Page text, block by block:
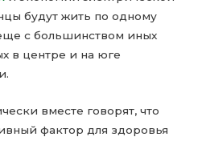
будут жить по одному
с большинством иных
в центре и на юге
вместе говорят, что
фактор для здоровья